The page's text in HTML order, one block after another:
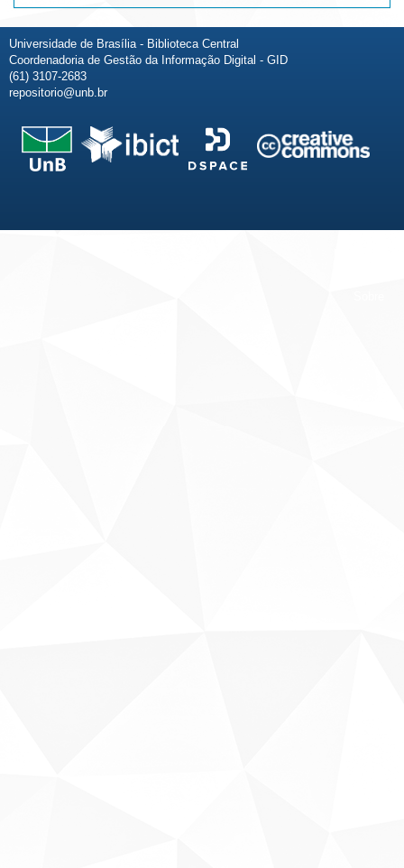
Universidade de Brasília - Biblioteca Central
Coordenadoria de Gestão da Informação Digital - GID
(61) 3107-2683
repositorio@unb.br